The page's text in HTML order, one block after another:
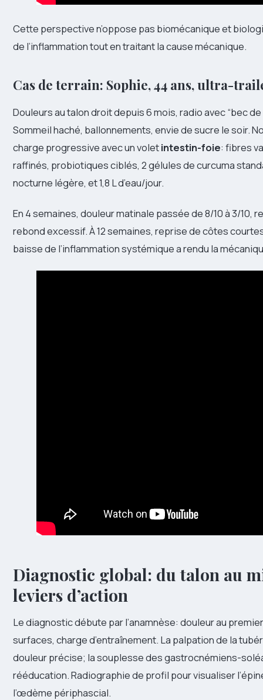
Cette perspective n’oppose pas biomécanique et
de l’inflammation tout en traitant la cause mécanique.
Cas de terrain: Sophie, 44 ans, ultra-
Douleurs au talon droit depuis 6 mois, radio avec “bec
Sommeil haché, ballonnements, envie de sucre le soir.
charge progressive avec un voletintestin-foie: fibres
raffinés, probiotiques ciblés, 2 gélules de curcuma
nocturne légère, et 1,8 L d’eau/jour.
En 4 semaines, douleur matinale passée de 8/10 à 3/10,
rebond excessif. À 12 semaines, reprise de côtes
baisse de l’inflammation systémique a rendu la
Diagnostic global: du talon au
leviers d’action
Le diagnostic débute par l’anamnèse: douleur au
surfaces, charge d’entraînement. La palpation de la
douleur précise; la souplesse des gastrocnémiens-
rééducation. Radiographie de profil pour visualiser
l’œdème périphascial.